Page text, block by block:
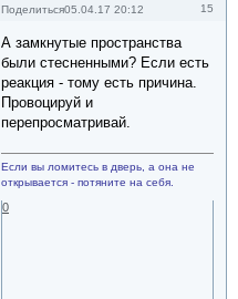
Поделиться 15
05.04.17 20:12
А замкнутые пространства
были стесненными? Если есть
реакция - тому есть причина.
Провоцируй и
перепросматривай.
Если вы ломитесь в дверь, а она не
открывается - потяните на себя.
0